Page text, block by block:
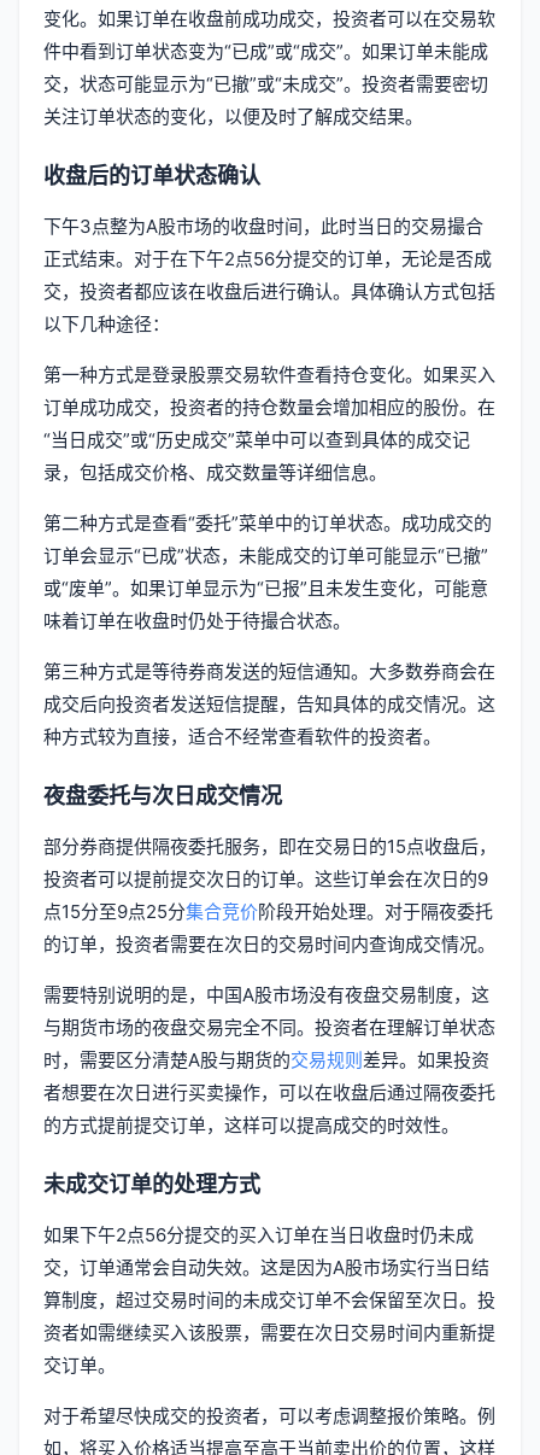
变化。如果订单在收盘前成功成交，投资者可以在交易软
件中看到订单状态变为“已成”或“成交”。如果订单未能成
交，状态可能显示为“已撤”或“未成交”。投资者需要密切
关注订单状态的变化，以便及时了解成交结果。
收盘后的订单状态确认
下午3点整为A股市场的收盘时间，此时当日的交易撮合
正式结束。对于在下午2点56分提交的订单，无论是否成
交，投资者都应该在收盘后进行确认。具体确认方式包括
以下几种途径：
第一种方式是登录股票交易软件查看持仓变化。如果买入
订单成功成交，投资者的持仓数量会增加相应的股份。在
“当日成交”或“历史成交”菜单中可以查到具体的成交记
录，包括成交价格、成交数量等详细信息。
第二种方式是查看“委托”菜单中的订单状态。成功成交的
订单会显示“已成”状态，未能成交的订单可能显示“已撤”
或“废单”。如果订单显示为“已报”且未发生变化，可能意
味着订单在收盘时仍处于待撮合状态。
第三种方式是等待券商发送的短信通知。大多数券商会在
成交后向投资者发送短信提醒，告知具体的成交情况。这
种方式较为直接，适合不经常查看软件的投资者。
夜盘委托与次日成交情况
部分券商提供隔夜委托服务，即在交易日的15点收盘后，
投资者可以提前提交次日的订单。这些订单会在次日的9
点15分至9点25分集合竞价阶段开始处理。对于隔夜委托
的订单，投资者需要在次日的交易时间内查询成交情况。
需要特别说明的是，中国A股市场没有夜盘交易制度，这
与期货市场的夜盘交易完全不同。投资者在理解订单状态
时，需要区分清楚A股与期货的交易规则 差异。如果投资
者想要在次日进行买卖操作，可以在收盘后通过隔夜委托
的方式提前提交订单，这样可以提高成交的时效性。
未成交订单的处理方式
如果下午2点56分提交的买入订单在当日收盘时仍未成
交，订单通常会自动失效。这是因为A股市场实行当日结
算制度，超过交易时间的未成交订单不会保留至次日。投
资者如需继续买入该股票，需要在次日交易时间内重新提
交订单。
对于希望尽快成交的投资者，可以考虑调整报价策略。例
如，将买入价格适当提高至高于当前卖出价的位置，这样